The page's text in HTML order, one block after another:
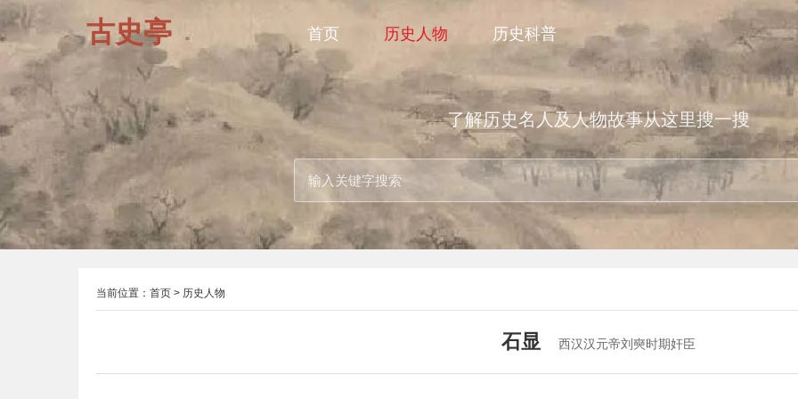
古史亭 首页 历史人物 历史科普
了解历史名人及人物故事从这里搜一搜
当前位置： 首页 > 历史人物
石显 西汉汉元帝刘奭时期奸臣